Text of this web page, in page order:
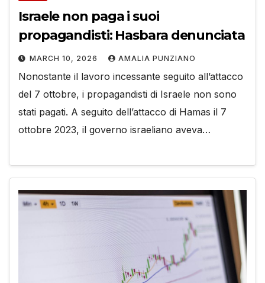
Israele non paga i suoi
propagandisti: Hasbara denunciata
MARCH 10, 2026 AMALIA PUNZIANO
Nonostante il lavoro incessante seguito all’attacco
del 7 ottobre, i propagandisti di Israele non sono
stati pagati. A seguito dell’attacco di Hamas il 7
ottobre 2023, il governo israeliano aveva…